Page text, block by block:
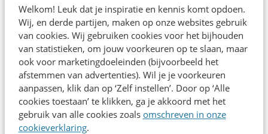
Welkom! Leuk dat je inspiratie en kennis komt opdoen.
Wij, en derde partijen, maken op onze websites gebruik
van cookies. Wij gebruiken cookies voor het bijhouden
van statistieken, om jouw voorkeuren op te slaan, maar
ook voor marketingdoeleinden (bijvoorbeeld het
afstemmen van advertenties). Wil je je voorkeuren
aanpassen, klik dan op ‘Zelf instellen’. Door op ‘Alle
cookies toestaan’ te klikken, ga je akkoord met het
gebruik van alle cookies zoals omschreven in onze
cookieverklaring.
receptiecontact en een steeds grotere focus op self-service,
draait de uitdaging niet alleen om digitalisering, maar vooral
om het creëren van een soepele en intuïtieve klantreis die
persoonlijk en gastvrij blijft aanvoelen.
Tijdens de sessie neemt Landal je mee in de visie achter de
app, en de belangrijkste lessen die zij leerden in het bouwen
van een digitale stay journey op schaal.